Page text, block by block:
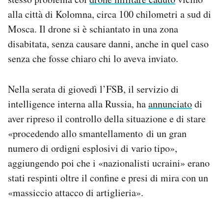
alla città di Kolomna, circa 100 chilometri a sud di
Mosca. Il drone si è schiantato in una zona
disabitata, senza causare danni, anche in quel caso
senza che fosse chiaro chi lo aveva inviato.
Nella serata di giovedì l’FSB, il servizio di
intelligence interna alla Russia, haannunciatodi
aver ripreso il controllo della situazione e di stare
«procedendo allo smantellamento di un gran
numero di ordigni esplosivi di vario tipo»,
aggiungendo poi che i «nazionalisti ucraini» erano
stati respinti oltre il confine e presi di mira con un
«massiccio attacco di artiglieria».